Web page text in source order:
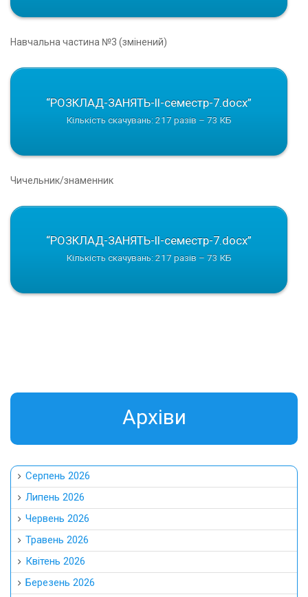
Навчальна частина №3 (змінений)
“РОЗКЛАД-ЗАНЯТЬ-ІІ-семестр-7.docx”
Кількість скачувань: 217 разів – 73 КБ
Чичельник/знаменник
“РОЗКЛАД-ЗАНЯТЬ-ІІ-семестр-7.docx”
Кількість скачувань: 217 разів – 73 КБ
Aрхіви
Серпень 2026
Липень 2026
Червень 2026
Травень 2026
Квітень 2026
Березень 2026